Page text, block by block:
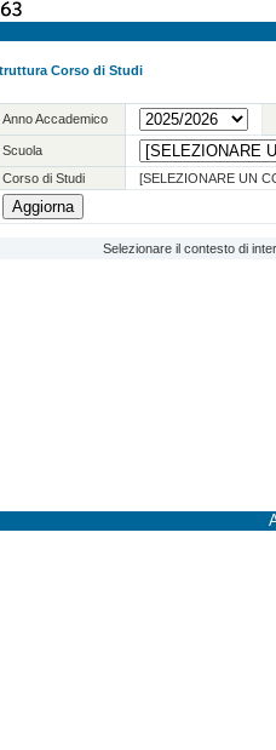
Corso di Studi
Anno Accademico
Scuola
Corso di Studi
[SELEZIONARE UN
Selezionare il contesto di